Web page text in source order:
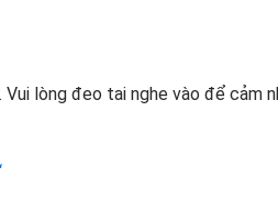
lòng đeo tai nghe vào để cảm